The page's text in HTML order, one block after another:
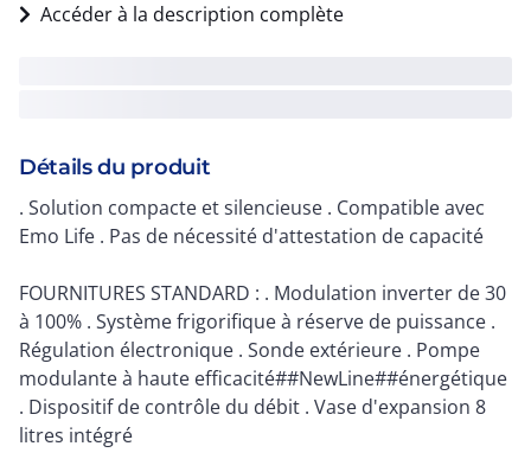
Accéder à la description complète
Détails du produit
. Solution compacte et silencieuse . Compatible avec
Emo Life . Pas de nécessité d'attestation de capacité
FOURNITURES STANDARD : . Modulation inverter de 30
à 100% . Système frigorifique à réserve de puissance .
Régulation électronique . Sonde extérieure . Pompe
modulante à haute efficacité##NewLine##énergétique
. Dispositif de contrôle du débit . Vase d'expansion 8
litres intégré